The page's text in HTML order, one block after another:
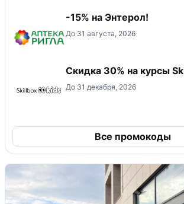
-15% на Энтерол!
До 31 августа, 2026
Скидка 30% на курсы
До 31 декабря, 2026
Все промокоды